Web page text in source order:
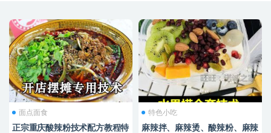
面点面食
正宗重庆酸辣粉技术配方教程特
特色小吃
麻辣拌、麻辣烫、酸辣粉、麻辣